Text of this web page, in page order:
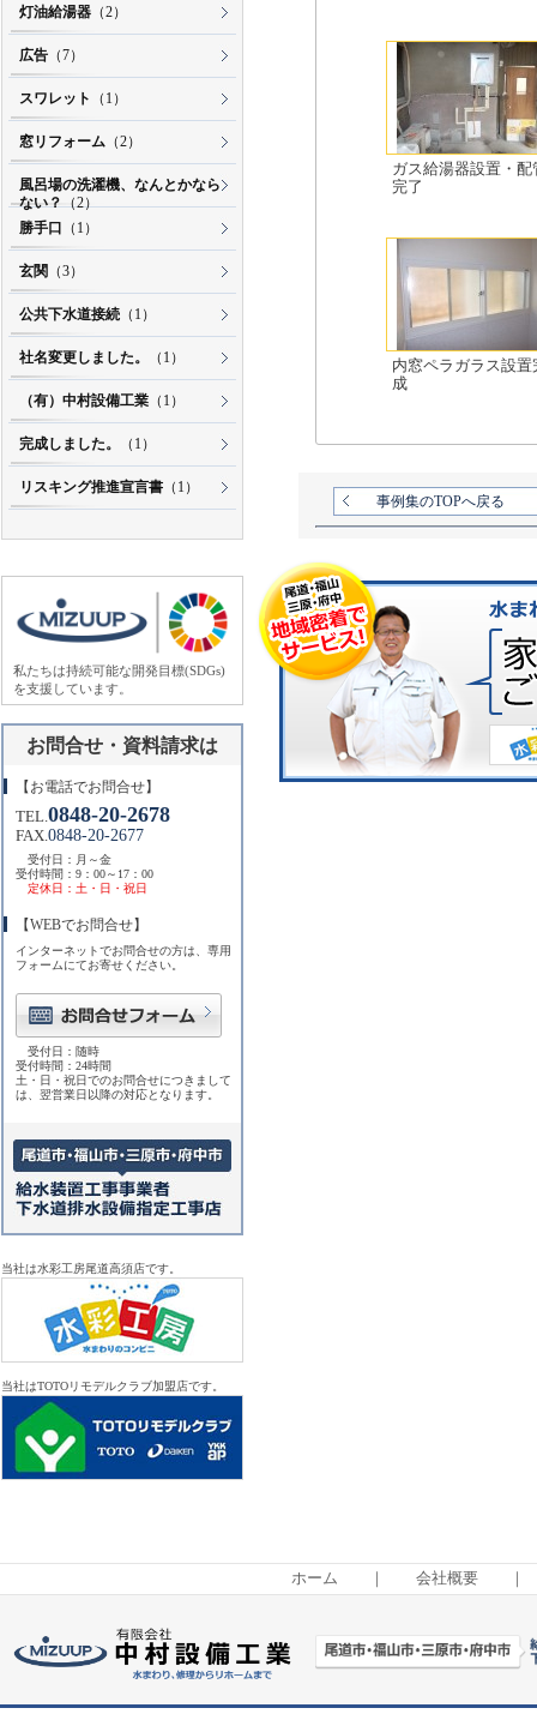
ガス給湯器設置・配
完了
内窓ペラガラス設置
成
事例集のTOPへ戻る
灯油給湯器 （2）
広告 （7）
スワレット （1）
窓リフォーム （2）
風呂場の洗濯機、なんとかなら
ない？（2）
勝手口
（1）
玄関 （3）
公共下水道接続 （1）
社名変更しました。 （1）
（有）中村設備工業 （1）
完成しました。 （1）
リスキング推進宣言書 （1）
私たちは持続可能な開発目標(SDGs)
を支援しています。
お問合せ・資料請求は
【お電話でお問合せ】
TEL. 0848-20-2678
FAX. 0848-20-2677
受付日：月～金
受付時間：9：00～17：00
定休日：土・日・祝日
【WEBでお問合せ】
インターネットでお問合せの方は、専用
フォームにてお寄せください。
受付日：随時
受付時間：24時間
土・日・祝日でのお問合せにつきまして
は、翌営業日以降の対応となります。
当社は水彩工房尾道高須店です。
当社はTOTOリモデルクラブ加盟店です。
ホーム ｜ 会社概要